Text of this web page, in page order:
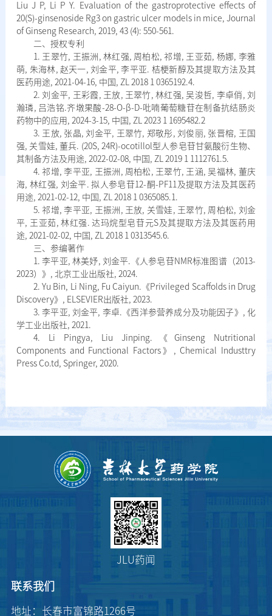
Liu J P, Li P Y. Evaluation of the gastroprotective effects of
20(S)-ginsenoside Rg3 on gastric ulcer models in mice, Journal
of Ginseng Research, 2019, 43 (4): 550-561.
二、授权专利
1. 王翠竹, 王振洲, 林红强, 周柏松, 祁增, 王亚茹, 杨娜, 李雅
萌, 朱海林, 赵天一, 刘金平, 李平亚. 桔梗新醇及其提取方法及其
医药用途, 2021-04-16, 中国, ZL 2018 1 0365192.4.
2. 刘金平, 王彩霞, 王放, 王翠竹, 林红强, 吴浚哲, 李卓俏, 刘
瀚璘, 吕浩铭.齐墩果酸-28-O-β-D-吡喃葡萄糖苷在制备抗结肠炎
药物中的应用, 2024-3-15, 中国, ZL 2023 1 1695482.2
3. 王放, 张晶, 刘金平, 王翠竹, 郑敬彤, 刘俊丽, 张晋榕, 王国
强, 关雪娃, 董兵. (20S, 24R)-ocotillol型人参皂苷甘氨酸衍生物、
其制备方法及用途, 2022-02-08, 中国, ZL 2019 1 1112761.5.
4. 祁增, 李平亚, 王振洲, 周柏松, 王翠竹, 王涵, 吴福林, 董庆
海, 林红强, 刘金平. 拟人参皂苷12-酮-PF11及提取方法及其医药
用途, 2021-02-12, 中国, ZL 2018 1 0365085.1.
5. 祁增, 李平亚, 王振洲, 王放, 关雪娃, 王翠竹, 周柏松, 刘金
平, 王亚茹, 林红强. 达玛烷型皂苷元S及其提取方法及其医药用
途, 2021-02-02, 中国, ZL 2018 1 0313545.6.
三、参编著作
1. 李平亚, 林美妤, 刘金平.《人参皂苷NMR标准图谱（2013-
2023）》, 北京工业出版社, 2024.
2. Yu Bin, Li Ning, Fu Caiyun.《Privileged Scaffolds in Drug
Discovery》, ELSEVIER出版社, 2023.
3. 李平亚, 刘金平, 李卓.《西洋参营养成分及功能因子》, 化
学工业出版社, 2021.
4. Li Pingya, Liu Jinping.《Ginseng Nutritional
Components and Functional Factors》, Chemical Industtry
Press Co.td, Springer, 2020.
JLU药闻
联系我们
地址：长春市富锦路1266号